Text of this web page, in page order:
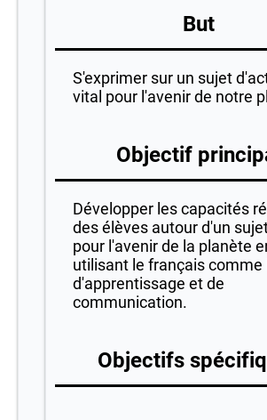
But
S'exprimer sur un sujet
vital pour l'avenir de notre
Objectif
Développer les capacités
des élèves autour d'un
pour l'avenir de la planète
utilisant le français comme
d'apprentissage et de
communication.
Objectifs sp